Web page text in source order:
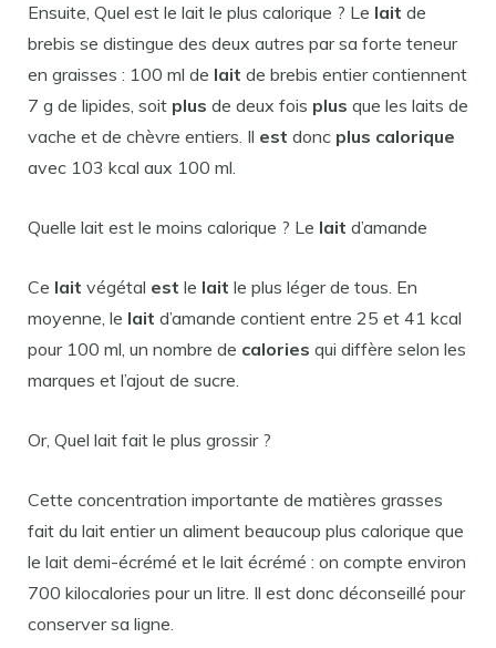
Ensuite, Quel est le lait le plus calorique ? Le lait de
brebis se distingue des deux autres par sa forte teneur
en graisses : 100 ml de lait de brebis entier contiennent
7 g de lipides, soit plus de deux fois plus que les laits de
vache et de chèvre entiers. Il est donc plus calorique
avec 103 kcal aux 100 ml.
Quelle lait est le moins calorique ? Le lait d’amande
Ce lait végétal est le lait le plus léger de tous. En
moyenne, le lait d’amande contient entre 25 et 41 kcal
pour 100 ml, un nombre de calories qui diffère selon les
marques et l’ajout de sucre.
Or, Quel lait fait le plus grossir ?
Cette concentration importante de matières grasses
fait du lait entier un aliment beaucoup plus calorique que
le lait demi-écrémé et le lait écrémé : on compte environ
700 kilocalories pour un litre. Il est donc déconseillé pour
conserver sa ligne.